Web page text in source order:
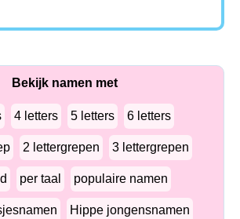
Bekijk namen met
4 letters 5 letters 6 letters
2 lettergrepen 3 lettergrepen
per taal populaire namen
Hippe jongensnamen